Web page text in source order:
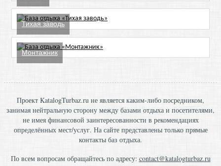
Тихая заводь
Монтажник
Проект KatalogTurbaz.ru не является каким-либо посредником,
занимая нейтральную сторону между базами отдыха и посетителями,
не имея финансовой заинтересованности в рекомендациях
определённых мест/услуг. На сайте представлены только прямые
контакты баз отдыха.
По всем вопросам обращайтесь по адресу: contact@katalogturbaz.ru